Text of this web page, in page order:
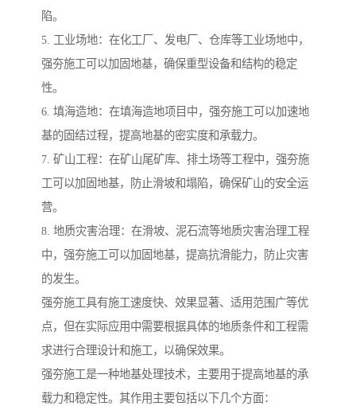
陷。
5. 工业场地：在化工厂、发电厂、仓库等工业场地中，
强夯施工可以加固地基，确保重型设备和结构的稳定
性。
6. 填海造地：在填海造地项目中，强夯施工可以加速地
基的固结过程，提高地基的密实度和承载力。
7. 矿山工程：在矿山尾矿库、排土场等工程中，强夯施
工可以加固地基，防止滑坡和塌陷，确保矿山的安全运
营。
8. 地质灾害治理：在滑坡、泥石流等地质灾害治理工程
中，强夯施工可以加固地基，提高抗滑能力，防止灾害
的发生。
强夯施工具有施工速度快、效果显著、适用范围广等优
点，但在实际应用中需要根据具体的地质条件和工程需
求进行合理设计和施工，以确保效果。
强夯施工是一种地基处理技术，主要用于提高地基的承
载力和稳定性。其作用主要包括以下几个方面：